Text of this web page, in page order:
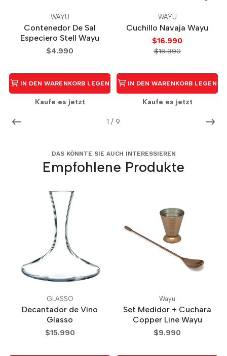
1 / 9
WAYU
Contenedor De Sal
Especiero Stell Wayu
$4.990
IN DEN WARENKORB LEGEN
Kaufe es jetzt
WAYU
Cuchillo Navaja Wayu
$16.990
$18.990
IN DEN WARENKORB LEGEN
Kaufe es jetzt
DAS KÖNNTE SIE AUCH INTERESSIEREN
Empfohlene Produkte
GLASSO
Decantador de Vino
Glasso
$15.990
Wayu
Set Medidor + Cuchara
Copper Line Wayu
$9.990